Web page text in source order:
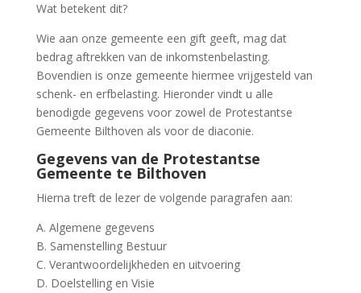
Wat betekent dit?
Wie aan onze gemeente een gift geeft, mag dat
bedrag aftrekken van de inkomstenbelasting.
Bovendien is onze gemeente hiermee vrijgesteld van
schenk- en erfbelasting. Hieronder vindt u alle
benodigde gegevens voor zowel de Protestantse
Gemeente Bilthoven als voor de diaconie.
Gegevens van de Protestantse
Gemeente te Bilthoven
Hierna treft de lezer de volgende paragrafen aan:
A. Algemene gegevens
B. Samenstelling Bestuur
C. Verantwoordelijkheden en uitvoering
D. Doelstelling en Visie